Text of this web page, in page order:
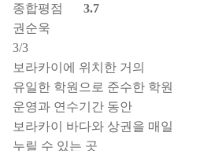
종합평점
3.7
권순욱
3/3
보라카이에 위치한 거의
유일한 학원으로 준수한 학원
운영과 연수기간 동안
보라카이 바다와 상권을 매일
누릴 수 있는 곳